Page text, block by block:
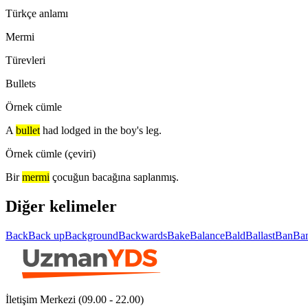
Türkçe anlamı
Mermi
Türevleri
Bullets
Örnek cümle
A bullet had lodged in the boy's leg.
Örnek cümle (çeviri)
Bir mermi çocuğun bacağına saplanmış.
Diğer kelimeler
BackBack upBackgroundBackwardsBakeBalanceBaldBallastBan
İletişim Merkezi (09.00 - 22.00)